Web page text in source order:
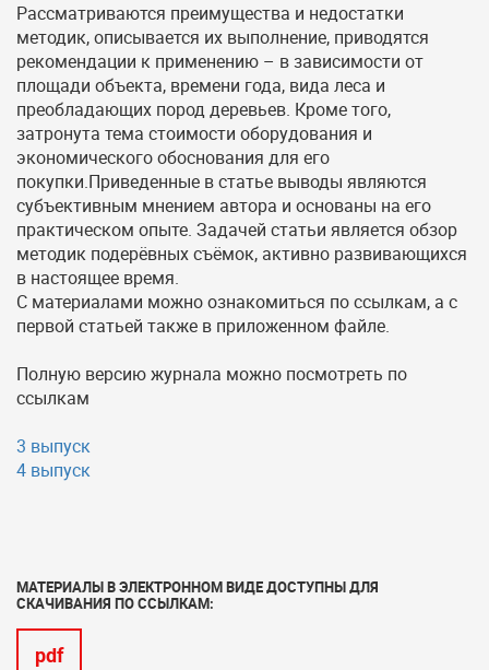
Рассматриваются преимущества и недостатки
методик, описывается их выполнение, приводятся
рекомендации к применению – в зависимости от
площади объекта, времени года, вида леса и
преобладающих пород деревьев. Кроме того,
затронута тема стоимости оборудования и
экономического обоснования для его
покупки.Приведенные в статье выводы являются
субъективным мнением автора и основаны на его
практическом опыте. Задачей статьи является обзор
методик подерёвных съёмок, активно развивающихся
в настоящее время.
С материалами можно ознакомиться по ссылкам, а с
первой статьей также в приложенном файле.
Полную версию журнала можно посмотреть по
ссылкам
3 выпуск
4 выпуск
МАТЕРИАЛЫ В ЭЛЕКТРОННОМ ВИДЕ ДОСТУПНЫ ДЛЯ
СКАЧИВАНИЯ ПО ССЫЛКАМ:
pdf